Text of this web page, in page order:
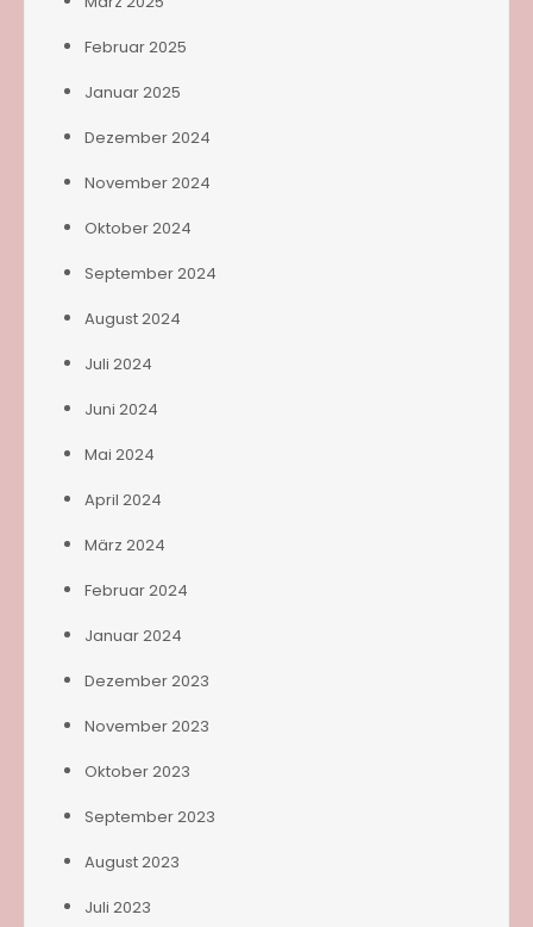
Februar 2025
Januar 2025
Dezember 2024
November 2024
Oktober 2024
September 2024
August 2024
Juli 2024
Juni 2024
Mai 2024
April 2024
März 2024
Februar 2024
Januar 2024
Dezember 2023
November 2023
Oktober 2023
September 2023
August 2023
Juli 2023